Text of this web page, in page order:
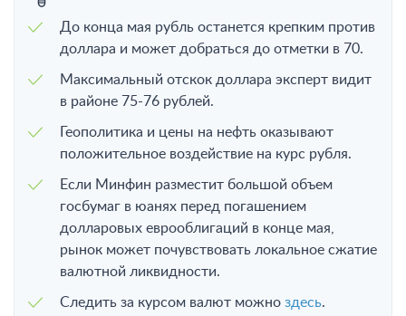
До конца мая рубль останется крепким против
доллара и может добраться до отметки в 70.
Максимальный отскок доллара эксперт видит
в районе 75-76 рублей.
Геополитика и цены на нефть оказывают
положительное воздействие на курс рубля.
Если Минфин разместит большой объем
госбумаг в юанях перед погашением
долларовых еврооблигаций в конце мая,
рынок может почувствовать локальное сжатие
валютной ликвидности.
Следить за курсом валют можно здесь.